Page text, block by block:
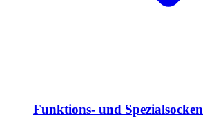
Funktions- und Spezialsocken